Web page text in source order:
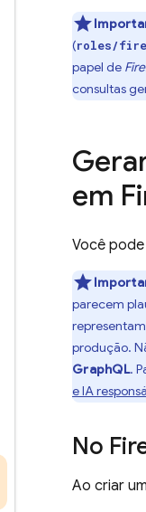
(roles/
papel de
consultas
em
Você
parecem
produção.
GraphQL.
e IA
No
Ao criar